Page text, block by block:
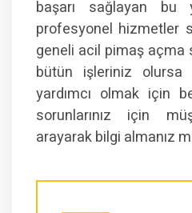
başarı sağlayan bu
profesyonel hizmetler
geneli acil pimaş açma
bütün işleriniz
yardımcı olmak için
sorunlarınız için
arayarak bilgi almanız